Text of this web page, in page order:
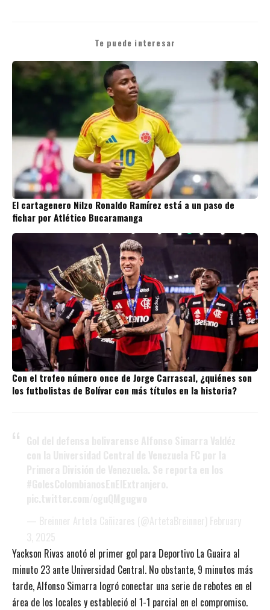
Te puede interesar
El cartagenero Nilzo Ronaldo Ramírez está a un paso de
fichar por Atlético Bucaramanga
Con el trofeo número once de Jorge Carrascal, ¿quiénes son
los futbolistas de Bolívar con más títulos en la historia?
Yackson Rivas anotó el primer gol para Deportivo La Guaira al
minuto 23 ante Universidad Central. No obstante, 9 minutos más
tarde, Alfonso Simarra logró conectar una serie de rebotes en el
área de los locales y estableció el 1-1 parcial en el compromiso.